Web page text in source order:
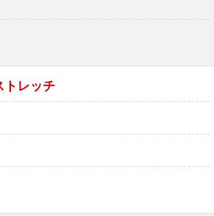
トレッチ